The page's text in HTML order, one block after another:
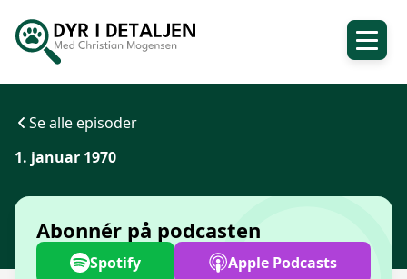
Se alle episoder
1. januar 1970
Abonnér på podcasten
Spotify Apple Podcasts